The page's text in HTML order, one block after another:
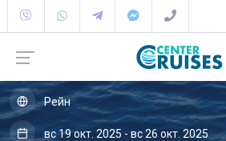
Рейн
вс 19 окт. 2025 - вс 26 окт. 2025